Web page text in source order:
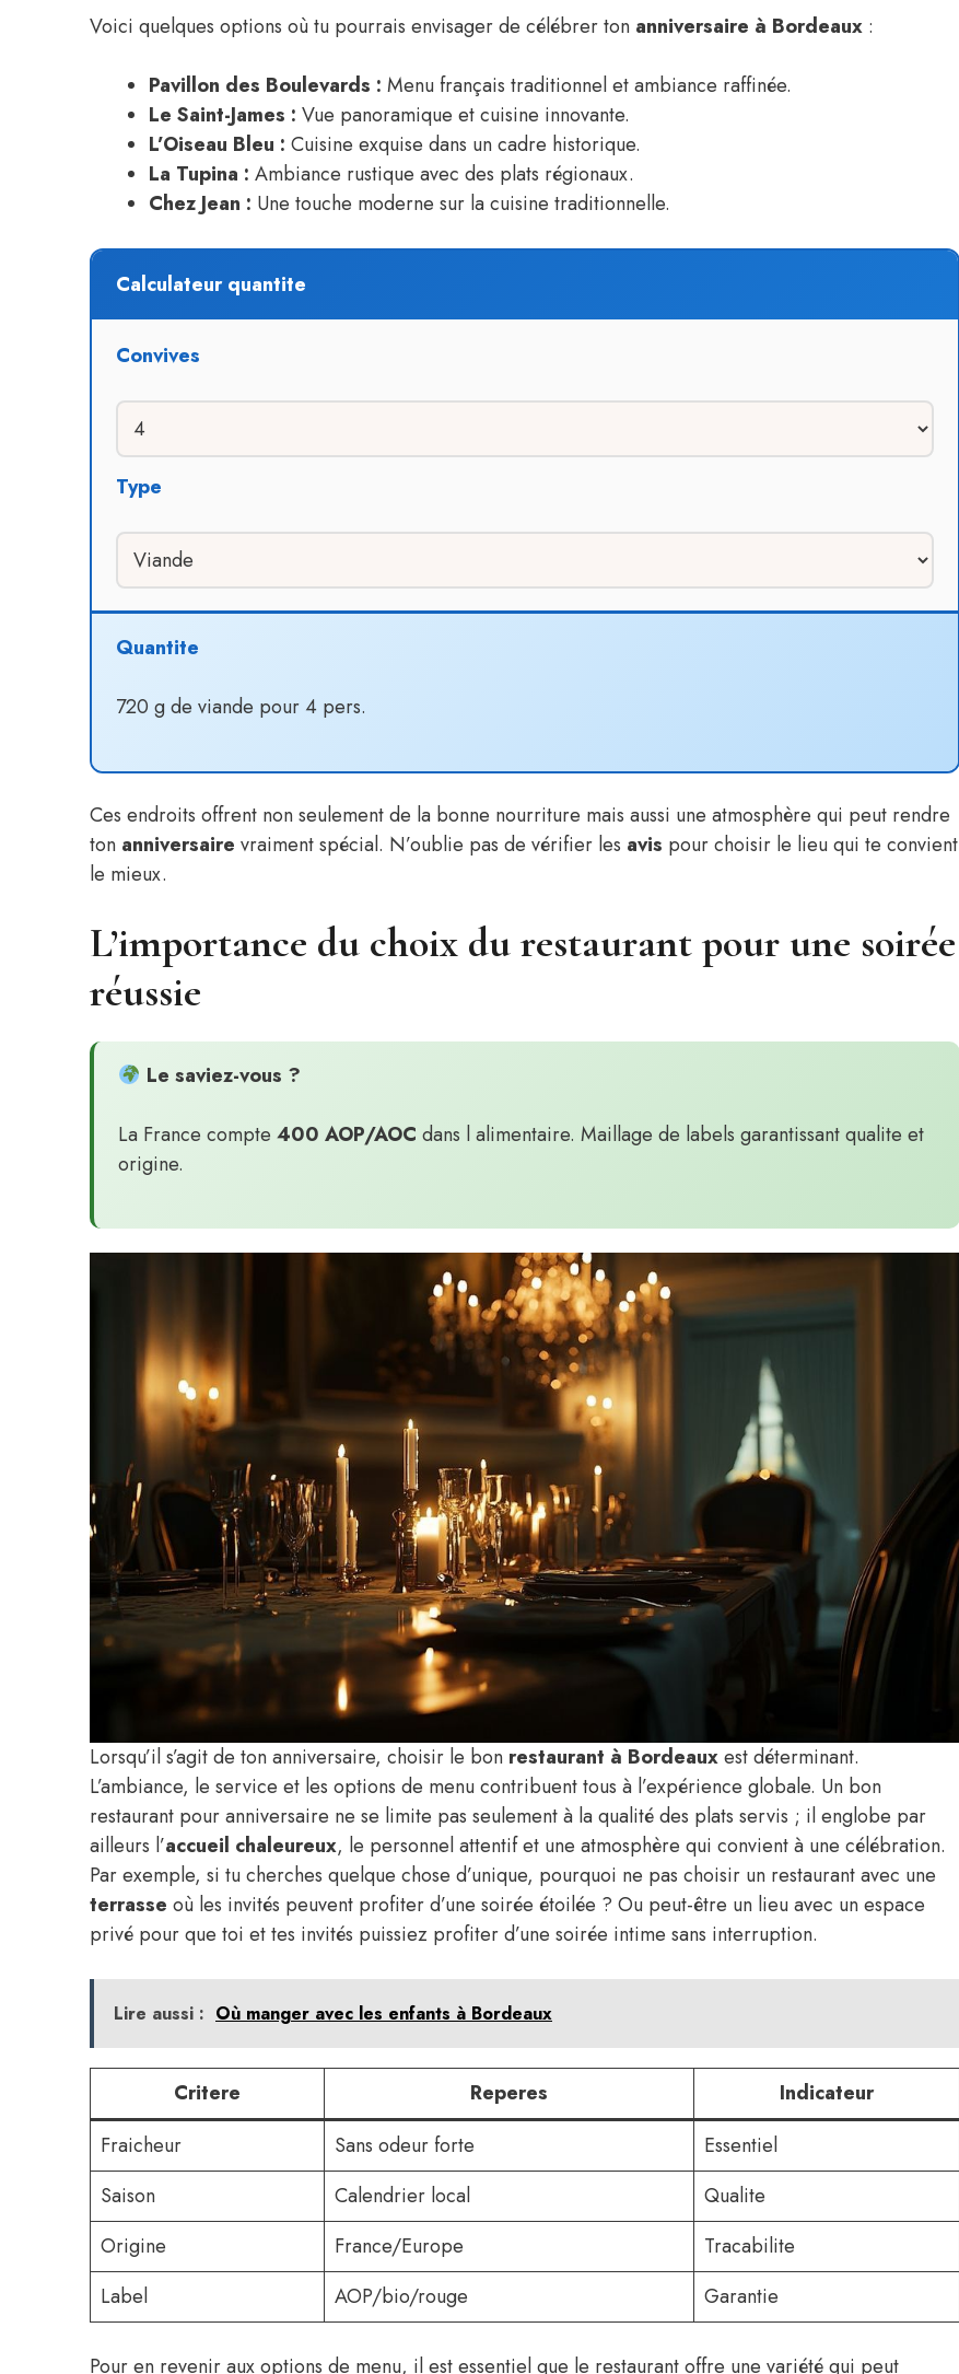
Voici quelques options où tu pourrais envisager de célébrer ton anniversaire à Bordeaux :
Pavillon des Boulevards : Menu français traditionnel et ambiance raffinée.
Le Saint-James : Vue panoramique et cuisine innovante.
L’Oiseau Bleu : Cuisine exquise dans un cadre historique.
La Tupina : Ambiance rustique avec des plats régionaux.
Chez Jean : Une touche moderne sur la cuisine traditionnelle.
Calculateur quantite
Convives
Type
Quantite
720 g de viande pour 4 pers.
Ces endroits offrent non seulement de la bonne nourriture mais aussi une atmosphère qui peut rendre
ton anniversaire vraiment spécial. N’oublie pas de vérifier les avis pour choisir le lieu qui te convient
le mieux.
L’importance du choix du restaurant pour une soirée
réussie
Le saviez-vous ?
La France compte 400 AOP/AOC dans l alimentaire. Maillage de labels garantissant qualite et
origine.
Lorsqu’il s’agit de ton anniversaire, choisir le bon restaurant à Bordeauxest déterminant.
L’ambiance, le service et les options de menu contribuent tous à l’expérience globale. Un bon
restaurant pour anniversaire ne se limite pas seulement à la qualité des plats servis ; il englobe par
ailleurs l’accueil chaleureux, le personnel attentif et une atmosphère qui convient à une célébration.
Par exemple, si tu cherches quelque chose d’unique, pourquoi ne pas choisir un restaurant avec une
terrasse où les invités peuvent profiter d’une soirée étoilée ? Ou peut-être un lieu avec un espace
privé pour que toi et tes invités puissiez profiter d’une soirée intime sans interruption.
Lire aussi : Où manger avec les enfants à Bordeaux
Critere Reperes
Indicateur
Fraicheur
Sans odeur forte
Essentiel
Saison
Calendrier local
Qualite
Origine
France/Europe
Tracabilite
Label
AOP/bio/rouge Garantie
Pour en revenir aux options de menu, il est essentiel que le restaurant offre une variété qui peut